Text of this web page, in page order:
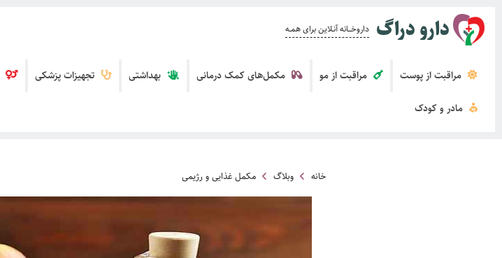
دارو دراگ داروخــــانه آنــلاین برای همــه
مراقبت از پوست مراقبت از مو مکمل‌های کمک درمانی بهداشتی تجهیزات پزشکی
مادر و کودک
خانه وبلاگ مکمل غذایی و رژیمی